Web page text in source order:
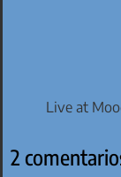
Live at
2